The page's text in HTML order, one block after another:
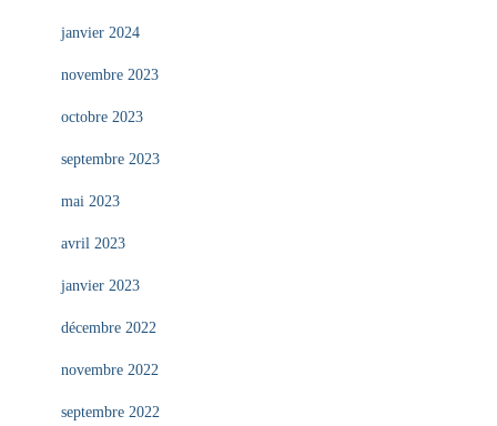
janvier 2024
novembre 2023
octobre 2023
septembre 2023
mai 2023
avril 2023
janvier 2023
décembre 2022
novembre 2022
septembre 2022